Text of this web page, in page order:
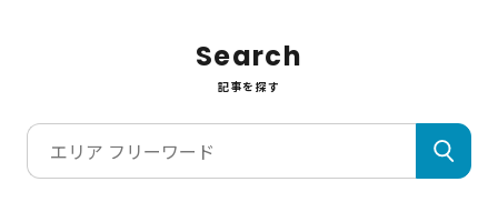
Search
記事を探す